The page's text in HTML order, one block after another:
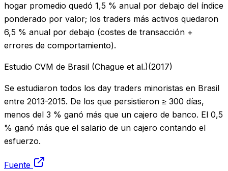
hogar promedio quedó 1,5 % anual por debajo del índice
ponderado por valor; los traders más activos quedaron
6,5 % anual por debajo (costes de transacción +
errores de comportamiento).
Estudio CVM de Brasil (Chague et al.)(2017)
Se estudiaron todos los day traders minoristas en Brasil
entre 2013-2015. De los que persistieron ≥ 300 días,
menos del 3 % ganó más que un cajero de banco. El 0,5
% ganó más que el salario de un cajero contando el
esfuerzo.
Fuente